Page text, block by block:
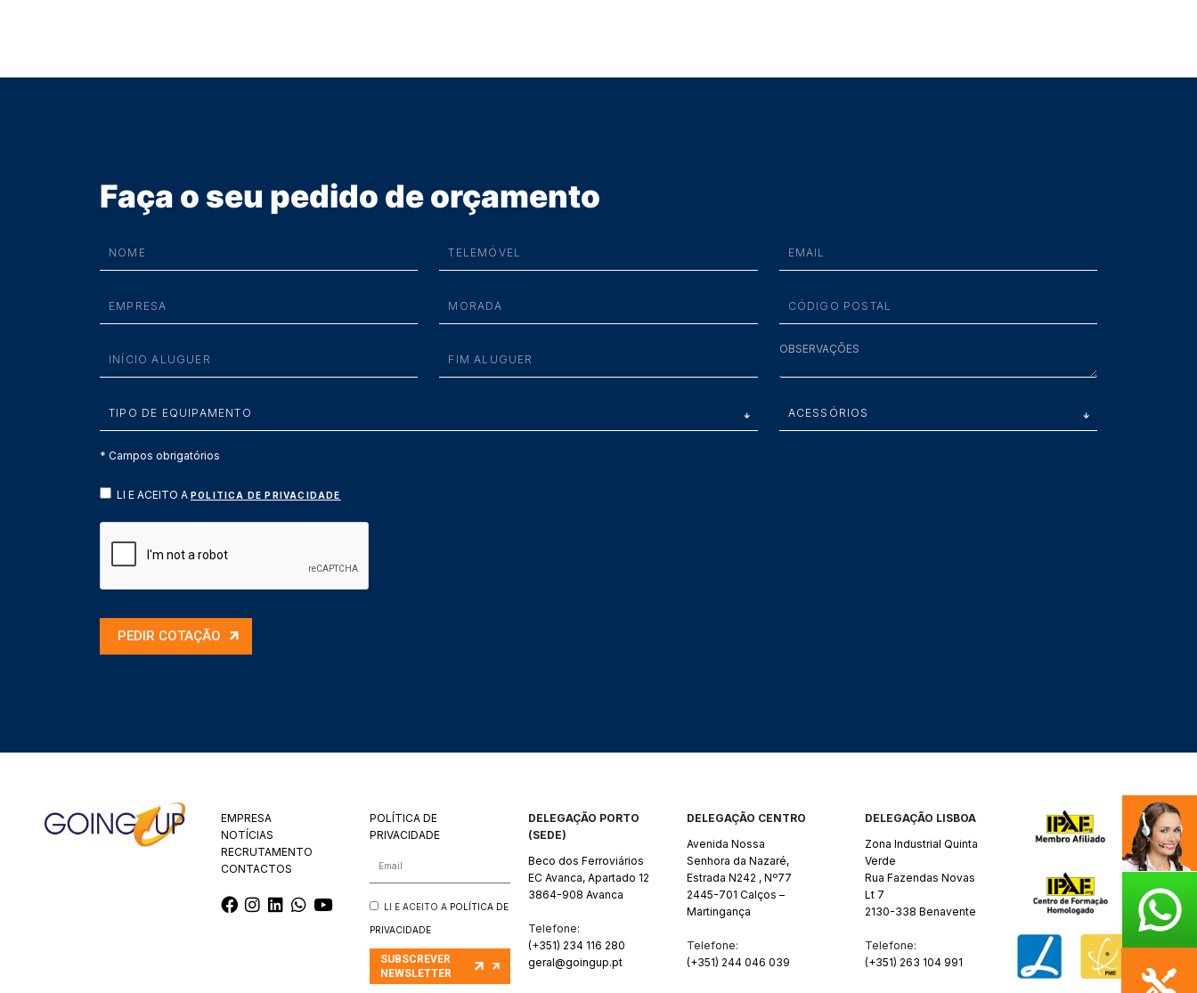
Faça o seu pedido de orçamento
* Campos obrigatórios
LI E ACEITO A POLITICA DE PRIVACIDADE
PEDIR COTAÇÃO
EMPRESA
NOTÍCIAS
RECRUTAMENTO
CONTACTOS
POLÍTICA DE
PRIVACIDADE
LI E ACEITO A POLÍTICA DE
PRIVACIDADE
SUBSCREVER
NEWSLETTER
DELEGAÇÃO PORTO
(SEDE)
Beco dos Ferroviários
EC Avanca, Apartado 12
3864-908 Avanca
Telefone:
(+351) 234 116 280
geral@goingup.pt
DELEGAÇÃO CENTRO
Avenida Nossa
Senhora da Nazaré,
Estrada N242 , Nº77
2445-701 Calços –
Martingança
Telefone:
(+351) 244 046 039
DELEGAÇÃO LISBOA
Zona Industrial Quinta
Verde
Rua Fazendas Novas
Lt 7
2130-338 Benavente
Telefone:
(+351) 263 104 991